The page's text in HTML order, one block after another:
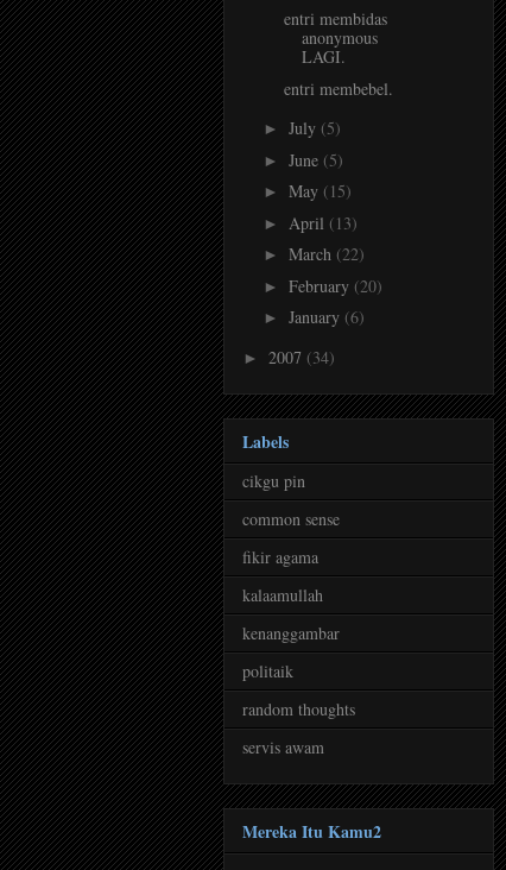
entri membidas
anonymous
LAGI.
entri membebel.
► July (5)
► June (5)
► May (15)
► April (13)
► March (22)
► February (20)
► January (6)
► 2007 (34)
Labels
cikgu pin
common sense
fikir agama
kalaamullah
kenanggambar
politaik
random thoughts
servis awam
Mereka Itu Kamu2